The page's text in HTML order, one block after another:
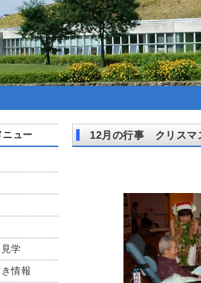
12月の行事 クリスマ
ニュー
学
情報